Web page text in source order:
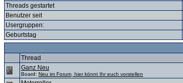
Threads gestartet
Benutzer seit
Usergruppen:
Geburtstag
Thread
Ganz Neu
Board: Neu im Forum, hier könnt Ihr euch vorstellen